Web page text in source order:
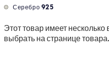
Серебро 925
Этот товар имеет
выбрать на странице товара.